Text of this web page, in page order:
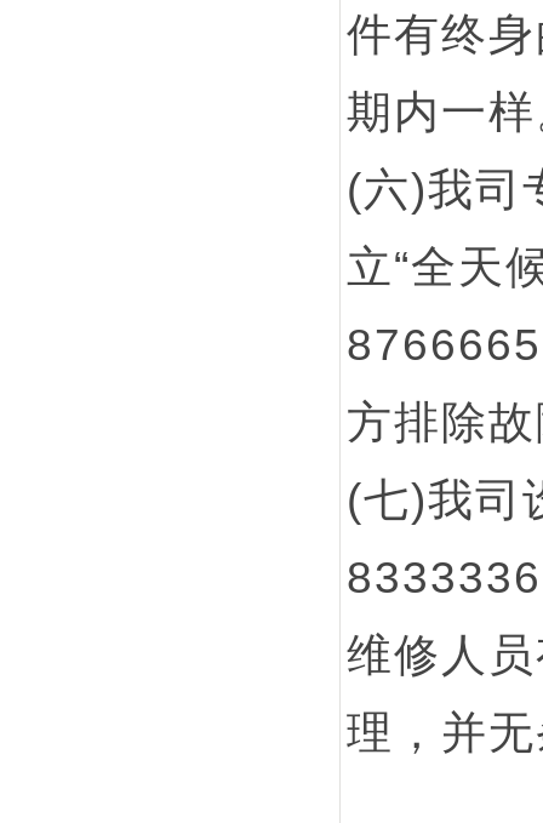
件有终
期内一
(六)我司
立“全天
方排除
(七)我司
维修人
理，并